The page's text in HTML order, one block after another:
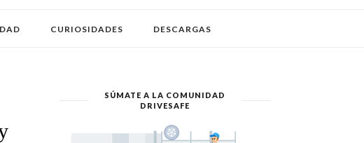
CURIOSIDADES DESCARGAS
SÚMATE A LA COMUNIDAD
DRIVESAFE